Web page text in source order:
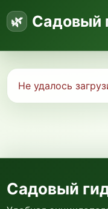
Садовый
Не удалось
Садовый